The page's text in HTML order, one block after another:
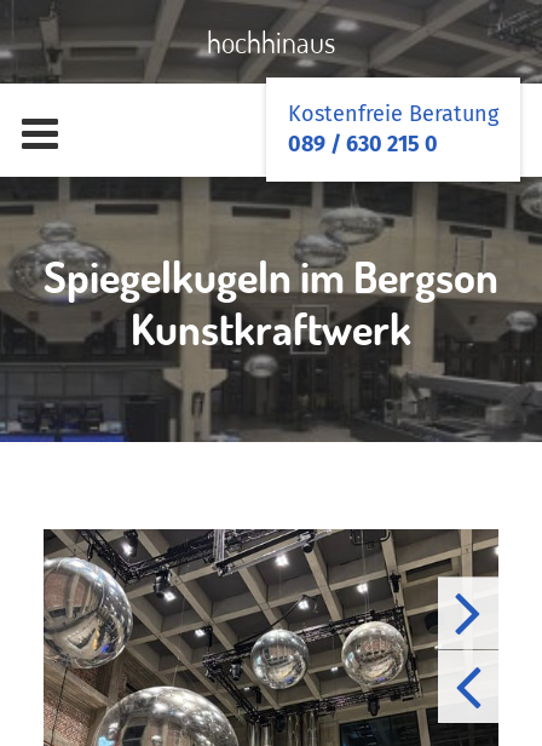
hochhinaus
Kostenfreie Beratung
089 / 630 215 0
Spiegelkugeln im Bergson
Kunstkraftwerk